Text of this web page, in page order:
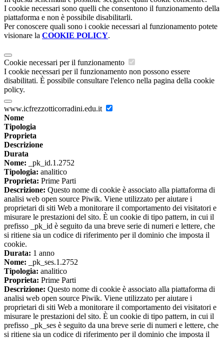
I cookie necessari sono quelli che consentono il funzionamento della
piattaforma e non è possibile disabilitarli.
Per conoscere quali sono i cookie necessari al funzionamento potete
visionare la COOKIE POLICY.
Cookie necessari per il funzionamento
I cookie necessari per il funzionamento non possono essere
disabilitati. È possibile consultare l'elenco nella pagina della cookie
policy.
www.icfrezzotticorradini.edu.it
Nome
Tipologia
Proprieta
Descrizione
Durata
Nome: _pk_id.1.2752
Tipologia: analitico
Proprieta: Prime Parti
Descrizione: Questo nome di cookie è associato alla piattaforma di
analisi web open source Piwik. Viene utilizzato per aiutare i
proprietari di siti Web a monitorare il comportamento dei visitatori e
misurare le prestazioni del sito. È un cookie di tipo pattern, in cui il
prefisso _pk_id è seguito da una breve serie di numeri e lettere, che
si ritiene sia un codice di riferimento per il dominio che imposta il
cookie.
Durata: 1 anno
Nome: _pk_ses.1.2752
Tipologia: analitico
Proprieta: Prime Parti
Descrizione: Questo nome di cookie è associato alla piattaforma di
analisi web open source Piwik. Viene utilizzato per aiutare i
proprietari di siti Web a monitorare il comportamento dei visitatori e
misurare le prestazioni del sito. È un cookie di tipo pattern, in cui il
prefisso _pk_ses è seguito da una breve serie di numeri e lettere, che
si ritiene sia un codice di riferimento per il dominio che imposta il